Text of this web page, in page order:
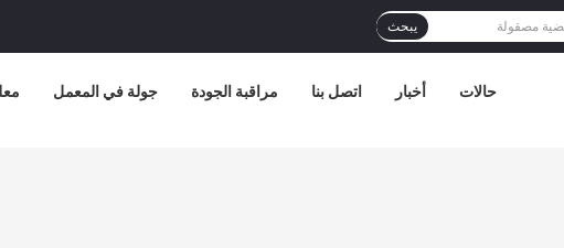
يبحث
جولة في المعمل مراقبة الجودة اتصل بنا أخبار حالات